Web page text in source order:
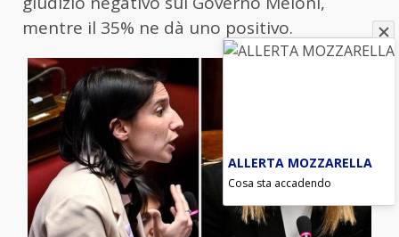
mentre il 35% ne dà uno positivo.
ALLERTA MOZZARELLA
Cosa sta accadendo